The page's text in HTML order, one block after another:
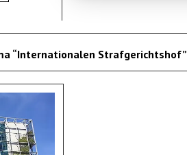
“Internationalen Strafgerichtshof”